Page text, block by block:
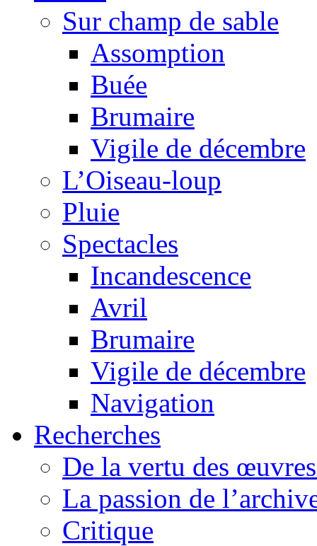
Sur champ de sable
Assomption
Buée
Brumaire
Vigile de décembre
L’Oiseau-loup
Pluie
Spectacles
Incandescence
Avril
Brumaire
Vigile de décembre
Navigation
Recherches
De la vertu des
La passion de
Critique